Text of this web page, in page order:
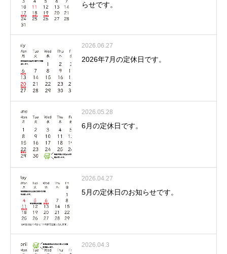
らせです。
2026.06.27
2026年7月の定休日です。
2026.05.28
6月の定休日です。
2026.04.27
5月の定休日のお知らせです。
2026.04.3